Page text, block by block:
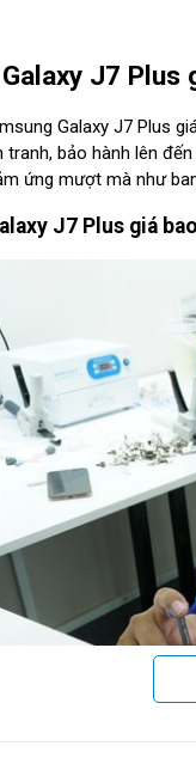
J7
Galaxy J7 Plus
bảo hành lên
ứng mượt mà như
J7 Plus giá